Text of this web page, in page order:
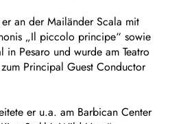
an der Mailänder Scala mit
„Il piccolo principe“ sowie
in Pesaro und wurde am Teatro
Principal Guest Conductor
er u.a. am Barbican Center